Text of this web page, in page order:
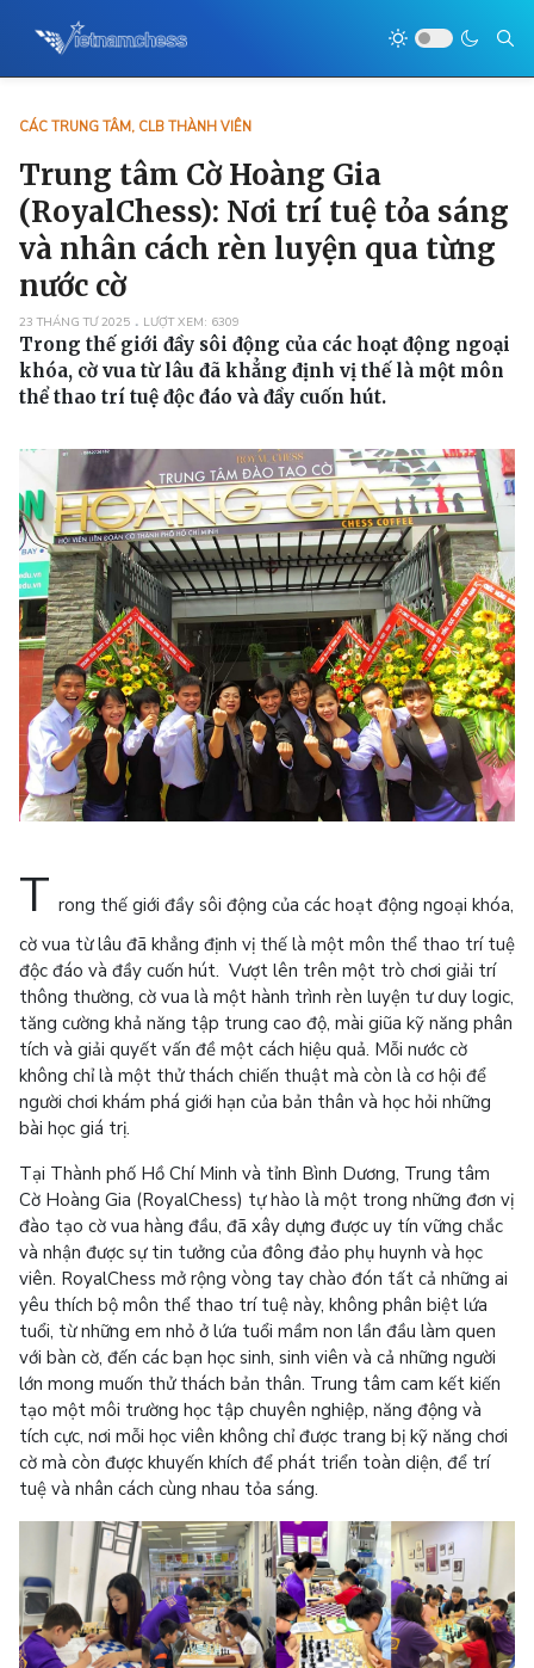
CÁC TRUNG TÂM, CLB THÀNH VIÊN
Trung tâm Cờ Hoàng Gia
(RoyalChess): Nơi trí tuệ tỏa sáng
và nhân cách rèn luyện qua từng
nước cờ
23 THÁNG TƯ 2025 LƯỢT XEM: 6309
Trong thế giới đầy sôi động của các hoạt động ngoại
khóa, cờ vua từ lâu đã khẳng định vị thế là một môn
thể thao trí tuệ độc đáo và đầy cuốn hút.
T rong thế giới đầy sôi động của các hoạt động ngoại khóa,
cờ vua từ lâu đã khẳng định vị thế là một môn thể thao trí tuệ
độc đáo và đầy cuốn hút. Vượt lên trên một trò chơi giải trí
thông thường, cờ vua là một hành trình rèn luyện tư duy logic,
tăng cường khả năng tập trung cao độ, mài giũa kỹ năng phân
tích và giải quyết vấn đề một cách hiệu quả. Mỗi nước cờ
không chỉ là một thử thách chiến thuật mà còn là cơ hội để
người chơi khám phá giới hạn của bản thân và học hỏi những
bài học giá trị.
Tại Thành phố Hồ Chí Minh và tỉnh Bình Dương, Trung tâm
Cờ Hoàng Gia (RoyalChess) tự hào là một trong những đơn vị
đào tạo cờ vua hàng đầu, đã xây dựng được uy tín vững chắc
và nhận được sự tin tưởng của đông đảo phụ huynh và học
viên. RoyalChess mở rộng vòng tay chào đón tất cả những ai
yêu thích bộ môn thể thao trí tuệ này, không phân biệt lứa
tuổi, từ những em nhỏ ở lứa tuổi mầm non lần đầu làm quen
với bàn cờ, đến các bạn học sinh, sinh viên và cả những người
lớn mong muốn thử thách bản thân. Trung tâm cam kết kiến
tạo một môi trường học tập chuyên nghiệp, năng động và
tích cực, nơi mỗi học viên không chỉ được trang bị kỹ năng chơi
cờ mà còn được khuyến khích để phát triển toàn diện, để trí
tuệ và nhân cách cùng nhau tỏa sáng.